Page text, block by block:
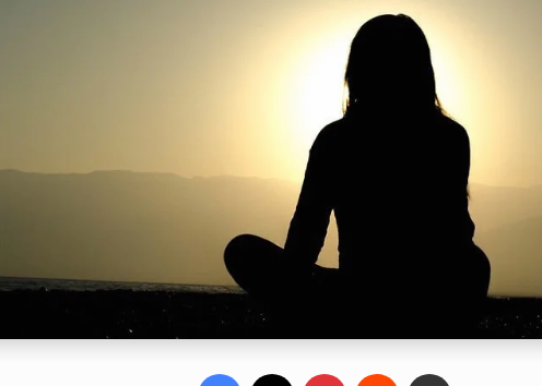
Facebook Pinterest
Reddit